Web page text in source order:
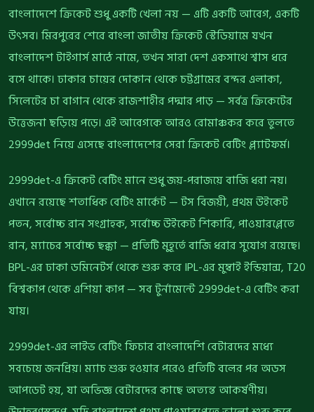
বাংলাদেশে ক্রিকেট শুধু একটি খেলা নয় — এটি একটি আবেগ, একটি
উৎসব। মিরপুরের শেরে বাংলা জাতীয় ক্রিকেট স্টেডিয়ামে যখন
বাংলাদেশ টাইগার্স মাঠে নামে, তখন সারা দেশ একসাথে শ্বাস ধরে
বসে থাকে। ঢাকার চায়ের দোকান থেকে চট্টগ্রামের বন্দর এলাকা,
সিলেটের চা বাগান থেকে রাজশাহীর পদ্মার পাড় — সর্বত্র ক্রিকেটের
উত্তেজনা ছড়িয়ে পড়ে। এই আবেগকে আরও রোমাঞ্চকর করে তুলতে
2999det নিয়ে এসেছে বাংলাদেশের সেরা ক্রিকেট বেটিং প্ল্যাটফর্ম।
2999det-এ ক্রিকেট বেটিং মানে শুধু জয়-পরাজয়ে বাজি ধরা নয়।
এখানে রয়েছে শতাধিক বেটিং মার্কেট — টস বিজয়ী, প্রথম উইকেট
পতন, সর্বোচ্চ রান সংগ্রাহক, সর্বোচ্চ উইকেট শিকারি, পাওয়ারপ্লেতে
রান, ম্যাচের সর্বোচ্চ ছক্কা — প্রতিটি মুহূর্তে বাজি ধরার সুযোগ রয়েছে।
BPL-এর ঢাকা ডমিনেটর্স থেকে শুরু করে IPL-এর মুম্বাই ইন্ডিয়ান্স, T20
বিশ্বকাপ থেকে এশিয়া কাপ — সব টুর্নামেন্টে 2999det-এ বেটিং করা
যায়।
2999det-এর লাইভ বেটিং ফিচার বাংলাদেশি বেটারদের মধ্যে
সবচেয়ে জনপ্রিয়। ম্যাচ শুরু হওয়ার পরেও প্রতিটি বলের পর অডস
আপডেট হয়, যা অভিজ্ঞ বেটারদের কাছে অত্যন্ত আকর্ষণীয়।